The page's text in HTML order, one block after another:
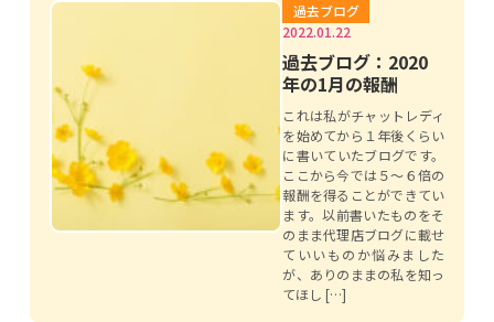
過去ブログ
2022.01.22
過去ブログ：2020
年の1月の報酬
これは私がチャットレディ
を始めてから１年後くらい
に書いていたブログです。
ここから今では５～６倍の
報酬を得ることができてい
ます。以前書いたものをそ
のまま代理店ブログに載せ
ていいものか悩みました
が、ありのままの私を知っ
てほし […]